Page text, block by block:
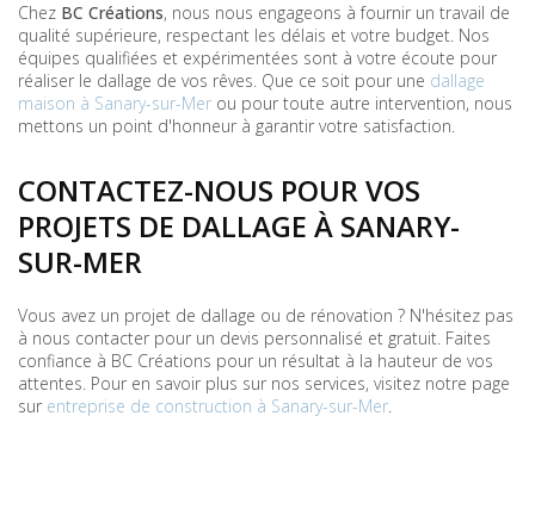
Chez BC Créations, nous nous engageons à fournir un travail de
qualité supérieure, respectant les délais et votre budget. Nos
équipes qualifiées et expérimentées sont à votre écoute pour
réaliser le dallage de vos rêves. Que ce soit pour une dallage
maison à Sanary-sur-Mer ou pour toute autre intervention, nous
mettons un point d'honneur à garantir votre satisfaction.
CONTACTEZ-NOUS POUR VOS
PROJETS DE DALLAGE À SANARY-
SUR-MER
Vous avez un projet de dallage ou de rénovation ? N'hésitez pas
à nous contacter pour un devis personnalisé et gratuit. Faites
confiance à BC Créations pour un résultat à la hauteur de vos
attentes. Pour en savoir plus sur nos services, visitez notre page
sur entreprise de construction à Sanary-sur-Mer.